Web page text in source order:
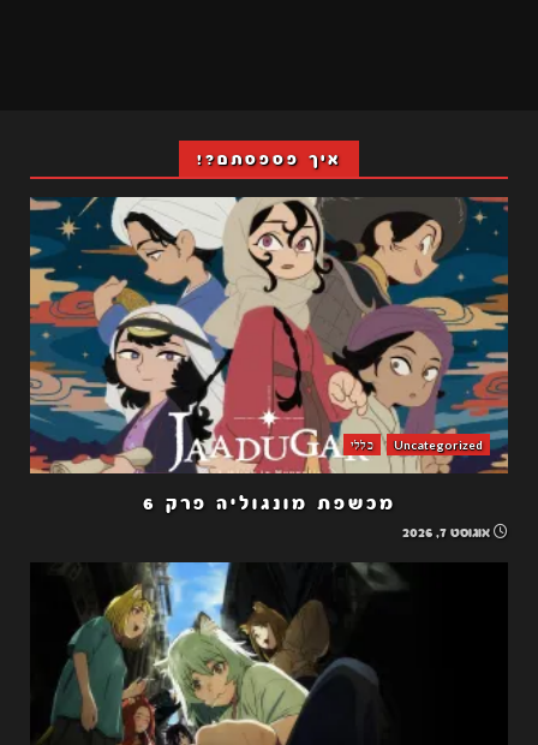
איך פספסתם?!
Uncategorized כללי
מכשפת מונגוליה פרק 6
אוגוסט 7, 2026